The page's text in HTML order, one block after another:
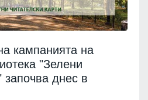
кампанията на
"Зелени
започва днес в